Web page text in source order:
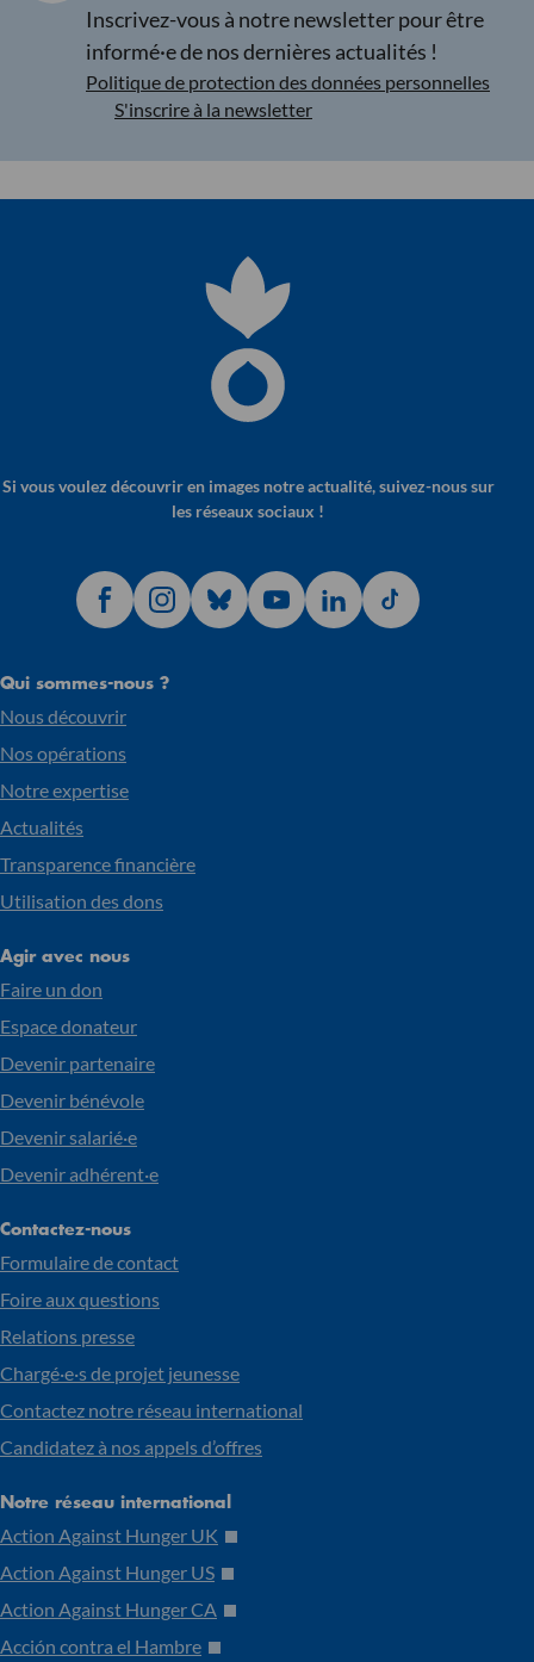
Inscrivez-vous à notre newsletter pour être
informé·e de nos dernières actualités !
Politique de protection des données personnelles
S'inscrire à la newsletter
Si vous voulez découvrir en images notre actualité, suivez-nous sur
les réseaux sociaux !
Qui sommes-nous ?
Nous découvrir
Nos opérations
Notre expertise
Actualités
Transparence financière
Utilisation des dons
Agir avec nous
Faire un don
Espace donateur
Devenir partenaire
Devenir bénévole
Devenir salarié·e
Devenir adhérent·e
Contactez-nous
Formulaire de contact
Foire aux questions
Relations presse
Chargé·e·s de projet jeunesse
Contactez notre réseau international
Candidatez à nos appels d’offres
Notre réseau international
Action Against Hunger UK
Action Against Hunger US
Action Against Hunger CA
Acción contra el Hambre